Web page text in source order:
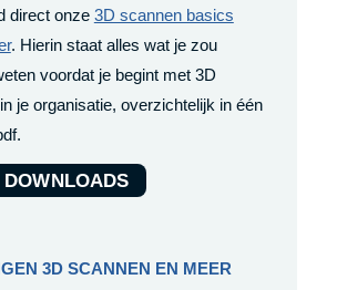
direct onze 3D scannen basics
. Hierin staat alles wat je zou
voordat je begint met 3D
je organisatie, overzichtelijk in één
3D SCANNEN EN MEER